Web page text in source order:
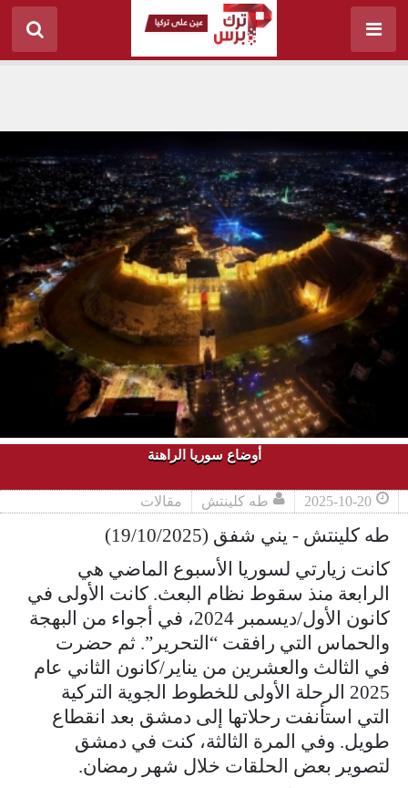
أوضاع سوريا الراهنة
2025-10-20 طه كلينتش مقالات
طه كلينتش - يني شفق (19/10/2025)
كانت زيارتي لسوريا الأسبوع الماضي هي
الرابعة منذ سقوط نظام البعث. كانت الأولى في
كانون الأول/ديسمبر 2024، في أجواء من البهجة
والحماس التي رافقت “التحرير”. ثم حضرت
في الثالث والعشرين من يناير/كانون الثاني عام
2025 الرحلة الأولى للخطوط الجوية التركية
التي استأنفت رحلاتها إلى دمشق بعد انقطاع
طويل. وفي المرة الثالثة، كنت في دمشق
لتصوير بعض الحلقات خلال شهر رمضان.